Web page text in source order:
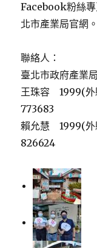
Facebook粉絲
北市產業局官網。
聯絡人：
臺北市政府產業局
王珠容 1999(外
773683
賴允慧 1999(外
826624